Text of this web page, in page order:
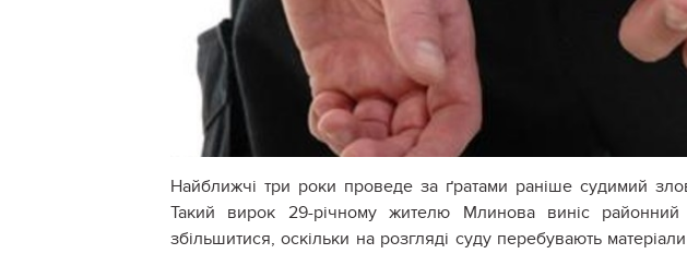
Найближчі три роки проведе за ґратами раніше судимий
Такий вирок 29-річному жителю Млинова виніс
збільшитися, оскільки на розгляді суду перебувають